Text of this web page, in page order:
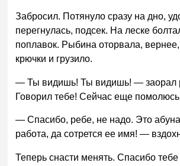
Забросил. Потянуло сразу на дно,
перегнулась, подсек. На леске
поплавок. Рыбина оторвала,
крючки и грузило.
— Ты видишь! Ты видишь! — заорал
Говорил тебе! Сейчас еще
— Спасибо, ребе, не надо. Это
работа, да сотрется ее имя! —
Теперь снасти менять. Спасибо тебе